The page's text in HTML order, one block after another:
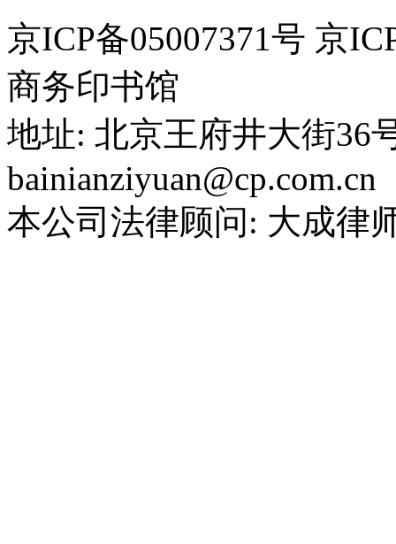
京ICP备05007371号 京
商务印书馆
地址: 北京王府井大街36
bainianziyuan@cp.com.cn
本公司法律顾问: 大成律